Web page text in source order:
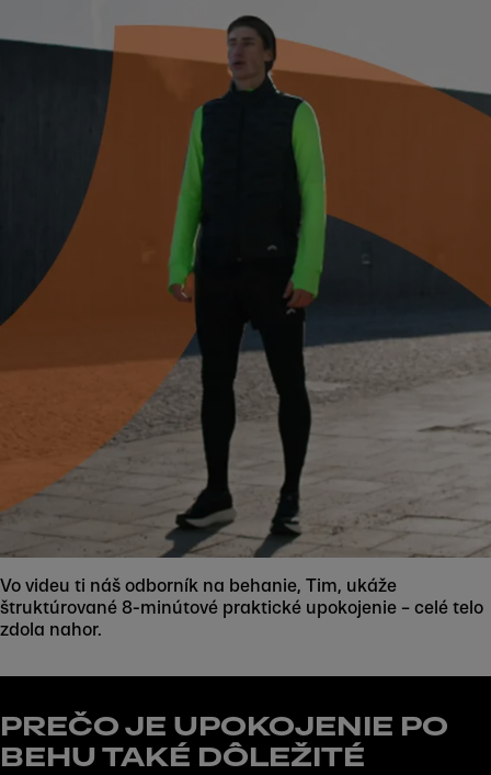
Vo videu ti náš odborník na behanie, Tim, ukáže
štruktúrované 8-minútové praktické upokojenie – celé telo
zdola nahor.
PREČO JE UPOKOJENIE PO
BEHU TAKÉ DÔLEŽITÉ